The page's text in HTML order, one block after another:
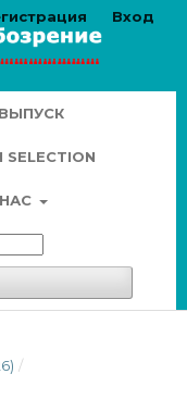
SELECTION
Вход
/